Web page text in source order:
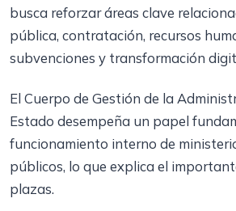
busca reforzar áreas clave
pública, contratación, recursos
subvenciones y transformación
El Cuerpo de Gestión de la
Estado desempeña un papel
funcionamiento interno de
públicos, lo que explica el
plazas.